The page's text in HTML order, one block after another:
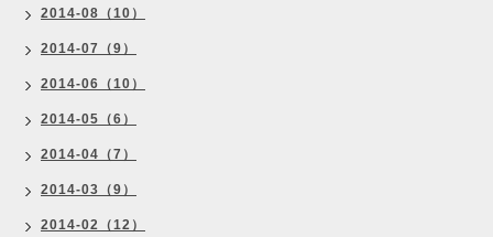
2014-08（10）
2014-07（9）
2014-06（10）
2014-05（6）
2014-04（7）
2014-03（9）
2014-02（12）